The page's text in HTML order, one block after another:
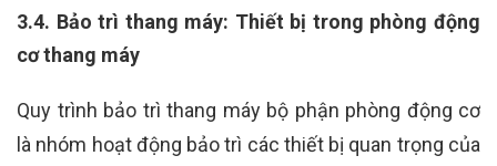
3.4. Bảo trì thang máy: Thiết bị trong phòng động
cơ thang máy
Quy trình bảo trì thang máy bộ phận phòng động cơ
là nhóm hoạt động bảo trì các thiết bị quan trọng của